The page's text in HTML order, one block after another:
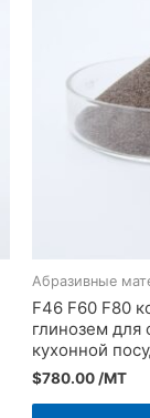
Абразивные
F46 F60 F80
глинозем для
кухонной
$780.00 /MT